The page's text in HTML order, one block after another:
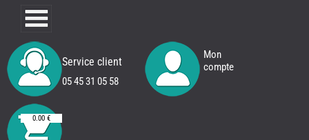
Service client
05 45 31 05 58
Mon
compte
0.00 €